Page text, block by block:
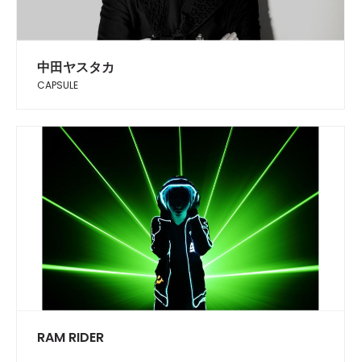
中田ヤスタカ
CAPSULE
RAM RIDER